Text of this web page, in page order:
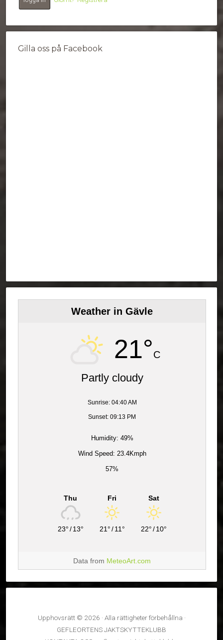
Gilla oss på Facebook
Weather in Gävle
21°C
Partly cloudy
Sunrise: 04:40 AM
Sunset: 09:13 PM
Humidity: 49%
Wind Speed: 23.4Kmph
57%
Thu
23°/ 13°
Fri
21°/ 11°
Sat
22°/ 10°
Data from MeteoArt.com
Upphovsrätt © 2026 · Alla rättigheter förbehållna ·
GEFLEORTENS JAKTSKYTTEKLUBB